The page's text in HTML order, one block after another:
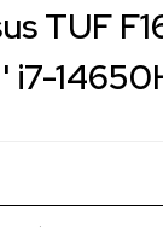
TUF
i7-